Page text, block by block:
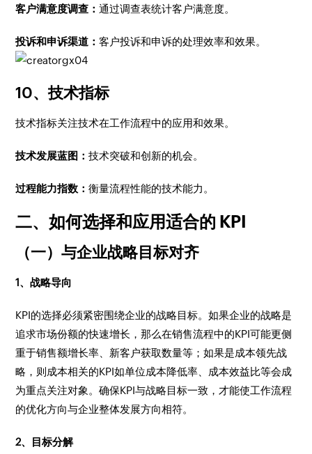
客户满意度调查：通过调查表统计客户满意度。
投诉和申诉渠道：客户投诉和申诉的处理效率和效果。
10、技术指标
技术指标关注技术在工作流程中的应用和效果。
技术发展蓝图：技术突破和创新的机会。
过程能力指数：衡量流程性能的技术能力。
二、如何选择和应用适合的 KPI
（一）与企业战略目标对齐
1、战略导向
KPI的选择必须紧密围绕企业的战略目标。如果企业的战略是
追求市场份额的快速增长，那么在销售流程中的KPI可能更侧
重于销售额增长率、新客户获取数量等；如果是成本领先战
略，则成本相关的KPI如单位成本降低率、成本效益比等会成
为重点关注对象。确保KPI与战略目标一致，才能使工作流程
的优化方向与企业整体发展方向相符。
2、目标分解